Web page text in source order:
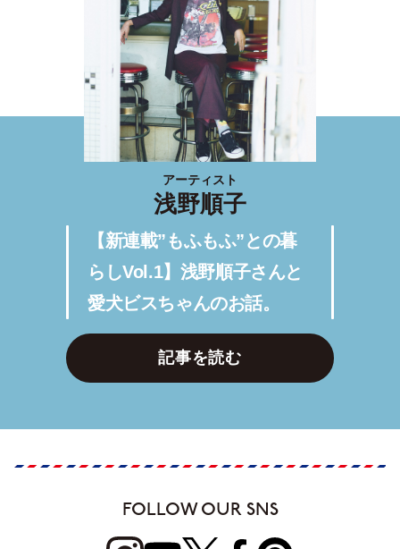
アーティスト
浅野順子
【新連載”もふもふ”との暮
らしVol.1】浅野順子さんと
愛犬ビスちゃんのお話。
記事を読む
FOLLOW OUR SNS